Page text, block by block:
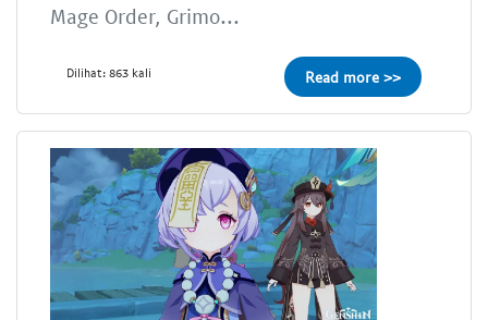
Mage Order, Grimo...
Dilihat: 863 kali Read more >>